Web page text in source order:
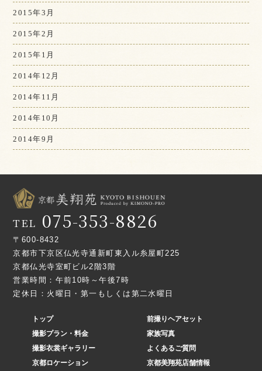
2015年3月
2015年2月
2015年1月
2014年12月
2014年11月
2014年10月
2014年9月
TEL 075-353-8826
〒600-8432
京都市下京区仏光寺通新町東入ル糸屋町225
京都仏光寺室町ビル2階3階
営業時間：午前10時～午後7時
定休日：火曜日・第一もしくは第二水曜日
トップ
撮影プラン・料金
撮影衣裳ギャラリー
京都ロケーション
前撮りヘアセット
家族写真
よくあるご質問
京都美翔苑店舗情報